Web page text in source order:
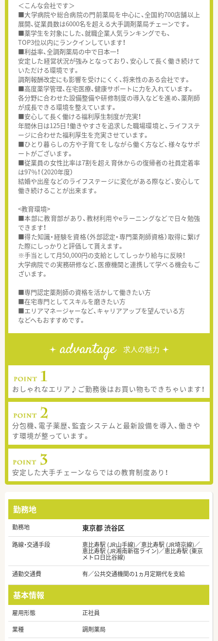
＜こんな会社です＞
■大学病院や総合病院の門前薬局を中心に、全国約700店舗以上
展開、従業員数は6000名を超える大手調剤薬局チェーンです。
■薬学生を対象にした、就職企業人気ランキングでも、
TOP3位以内にランクインしています！
■利益率、全調剤薬局の中で日本一！
安定した経営状況が強みとなっており、安心して長く働き続けて
いただける環境です。
調剤報酬改定にも影響を受けにくく、将来性のある会社です。
■高度薬学管理、在宅医療、健康サポートに力を入れています。
各分野に合わせた設備整備や研修制度の導入などを進め、薬剤師
が成長できる環境を整えています。
■安心して長く働ける福利厚生制度が充実！
年間休日は125日！働きやすさを追求した職場環境と、ライフステ
ージに合わせた福利厚生を充実させています。
■ひとり暮らしの方や子育てをしながら働く方など、様々なサポ
ートがございます。
■従業員の女性比率は7割を超え育休からの復帰者の社員定着率
は97％！（2020年度）
結婚や出産などのライフステージに変化がある際など、安心して
働き続けることが出来ます。
<教育環境>
■本部に教育部があり、教材利用やeラーニングなどで日々勉強
できます！
■得た知識・経験を資格（外部認定・専門薬剤師資格）取得に繋げ
た際にしっかりと評価して貰えます。
※手当として月50,000円の支給としてしっかり給与に反映！
大学病院での実務研修など、医療機関と連携して学べる機会もご
ざいます。
■専門認定薬剤師の資格を活かして働きたい方
■在宅専門としてスキルを磨きたい方
■エリアマネージャーなど、キャリアアップを望んでいる方
などへもおすすめです。
advantage 求人の魅力
おしゃれなエリア♪ご勤務後はお買い物もできちゃいます！
分包機、電子薬歴、監査システムと最新設備を導入、働きや
す環境が整っています。
安定した大手チェーンならではの教育制度あり！
勤務地
勤務地 東京都 渋谷区
路線・交通手段 恵比寿駅 (JR山手線)／恵比寿駅 (JR埼京線)／
恵比寿駅 (JR湘南新宿ライン)／恵比寿駅 (東京
メトロ日比谷線)
通勤交通費
有／公共交通機関の1ヵ月定期代を支給
基本情報
雇用形態
正社員
業種
調剤薬局